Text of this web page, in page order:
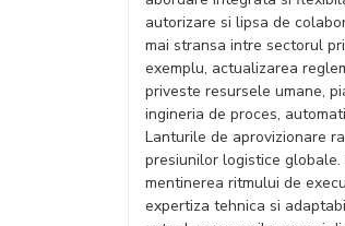
autorizare si lipsa de
mai stransa intre sectorul
exemplu, actualizarea
priveste resursele umane,
ingineria de proces,
Lanturile de aprovizionare
presiunilor logistice
mentinerea ritmului de
expertiza tehnica si